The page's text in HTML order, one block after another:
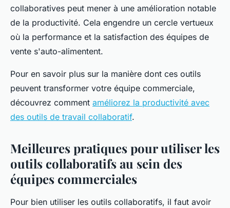
collaboratives peut mener à une amélioration notable
de la productivité. Cela engendre un cercle vertueux
où la performance et la satisfaction des équipes de
vente s'auto-alimentent.
Pour en savoir plus sur la manière dont ces outils
peuvent transformer votre équipe commerciale,
découvrez comment améliorez la productivité avec
des outils de travail collaboratif.
Meilleures pratiques pour utiliser les
outils collaboratifs au sein des
équipes commerciales
Pour bien utiliser les outils collaboratifs, il faut avoir